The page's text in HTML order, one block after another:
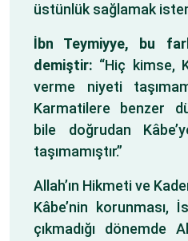
üstünlük sağlamak
İbn Teymiyye, bu
demiştir: “Hiç kimse,
verme niyeti
Karmatilere benzer
bile doğrudan
taşımamıştır.”
Allah’ın Hikmeti ve
Kâbe’nin korunması,
çıkmadığı dönemde